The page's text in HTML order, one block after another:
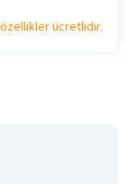
ücretlidir.